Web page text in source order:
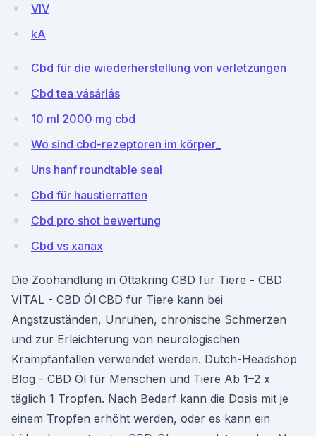
VIV
kA
Cbd für die wiederherstellung von verletzungen
Cbd tea vásárlás
10 ml 2000 mg cbd
Wo sind cbd-rezeptoren im körper_
Uns hanf roundtable seal
Cbd für haustierratten
Cbd pro shot bewertung
Cbd vs xanax
Die Zoohandlung in Ottakring CBD für Tiere - CBD
VITAL - CBD Öl CBD für Tiere kann bei
Angstzuständen, Unruhen, chronische Schmerzen
und zur Erleichterung von neurologischen
Krampfanfällen verwendet werden. Dutch-Headshop
Blog - CBD Öl für Menschen und Tiere Ab 1–2 x
täglich 1 Tropfen. Nach Bedarf kann die Dosis mit je
einem Tropfen erhöht werden, oder es kann ein